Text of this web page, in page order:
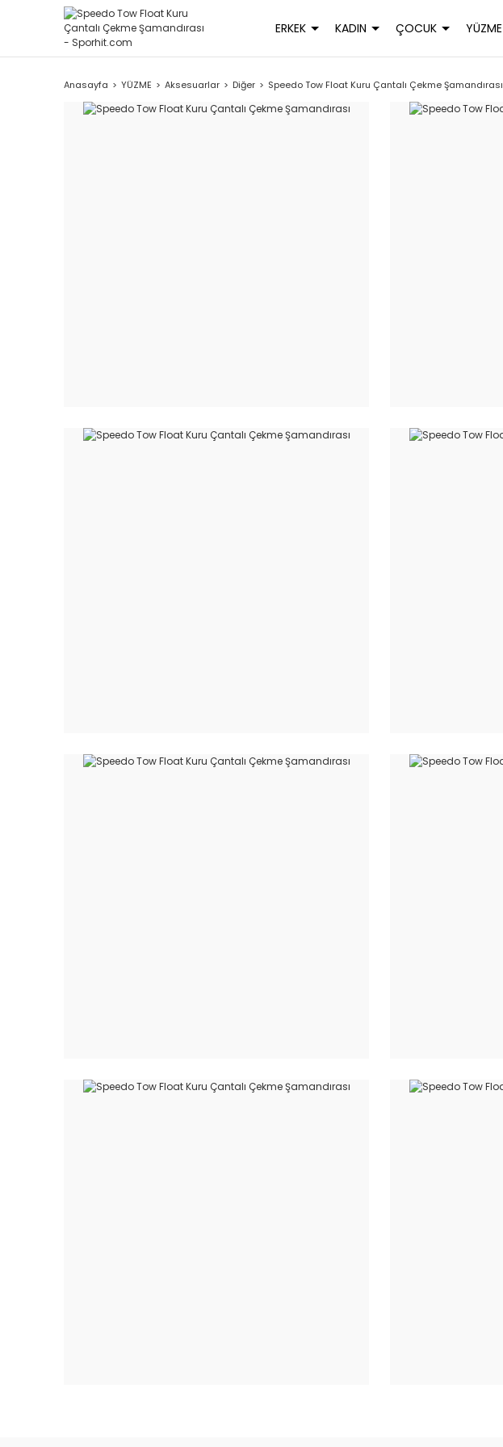
ERKEK KADIN ÇOCUK YÜZME
Anasayfa YÜZME Aksesuarlar Diğer Speedo Tow Float Kuru Çantalı Çekme Şamandırası